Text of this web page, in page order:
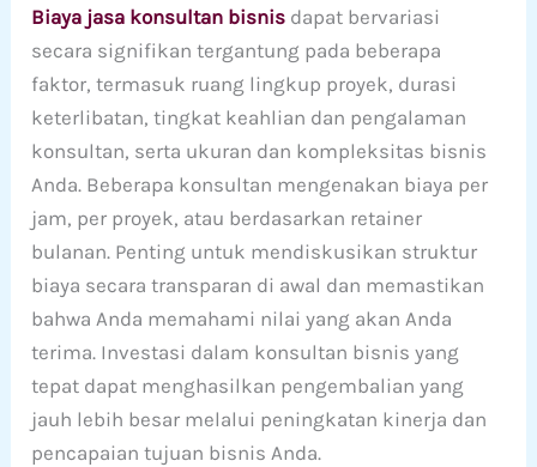
Biaya jasa konsultan bisnis dapat bervariasi
secara signifikan tergantung pada beberapa
faktor, termasuk ruang lingkup proyek, durasi
keterlibatan, tingkat keahlian dan pengalaman
konsultan, serta ukuran dan kompleksitas bisnis
Anda. Beberapa konsultan mengenakan biaya per
jam, per proyek, atau berdasarkan retainer
bulanan. Penting untuk mendiskusikan struktur
biaya secara transparan di awal dan memastikan
bahwa Anda memahami nilai yang akan Anda
terima. Investasi dalam konsultan bisnis yang
tepat dapat menghasilkan pengembalian yang
jauh lebih besar melalui peningkatan kinerja dan
pencapaian tujuan bisnis Anda.